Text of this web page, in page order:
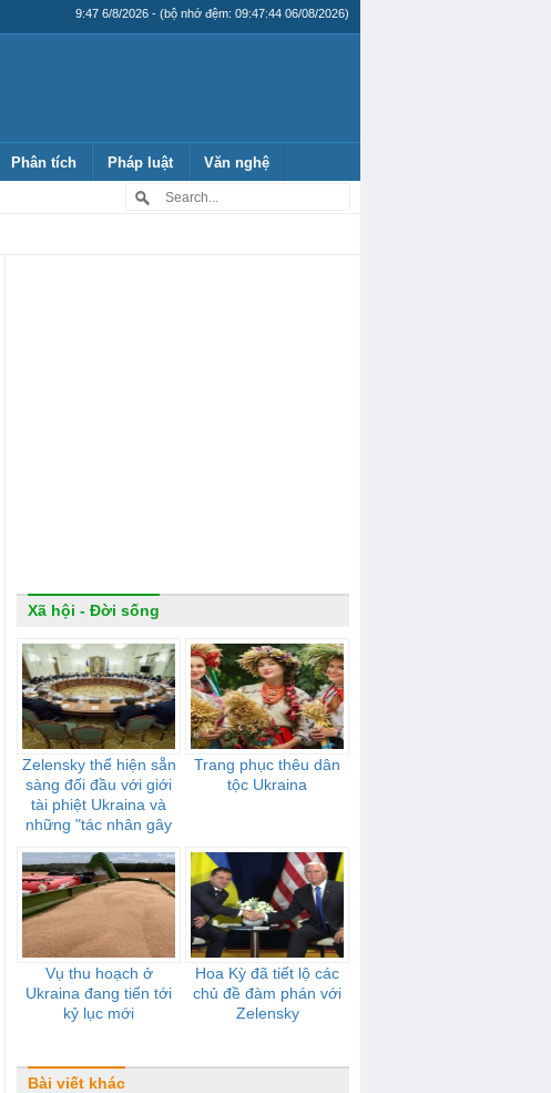
9:47 6/8/2026 - (bộ nhớ đệm: 09:47:44 06/08/2026)
Phân tích Pháp luật Văn nghệ
Xã hội - Đời sống
Zelensky thể hiện sẵn
sàng đối đầu với giới
tài phiệt Ukraina và
những "tác nhân gây
Trang phục thêu dân
tộc Ukraina
Vụ thu hoạch ở
Ukraina đang tiến tới
kỷ lục mới
Hoa Kỳ đã tiết lộ các
chủ đề đàm phán với
Zelensky
Bài viết khác